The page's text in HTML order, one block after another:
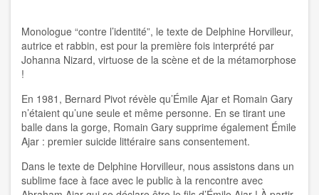
Monologue “contre l’identité”, le texte de Delphine Horvilleur,
autrice et rabbin, est pour la première fois interprété par
Johanna Nizard, virtuose de la scène et de la métamorphose
!
En 1981, Bernard Pivot révèle qu’Émile Ajar et Romain Gary
n’étaient qu’une seule et même personne. En se tirant une
balle dans la gorge, Romain Gary supprime également Émile
Ajar : premier suicide littéraire sans consentement.
Dans le texte de Delphine Horvilleur, nous assistons dans un
sublime face à face avec le public à la rencontre avec